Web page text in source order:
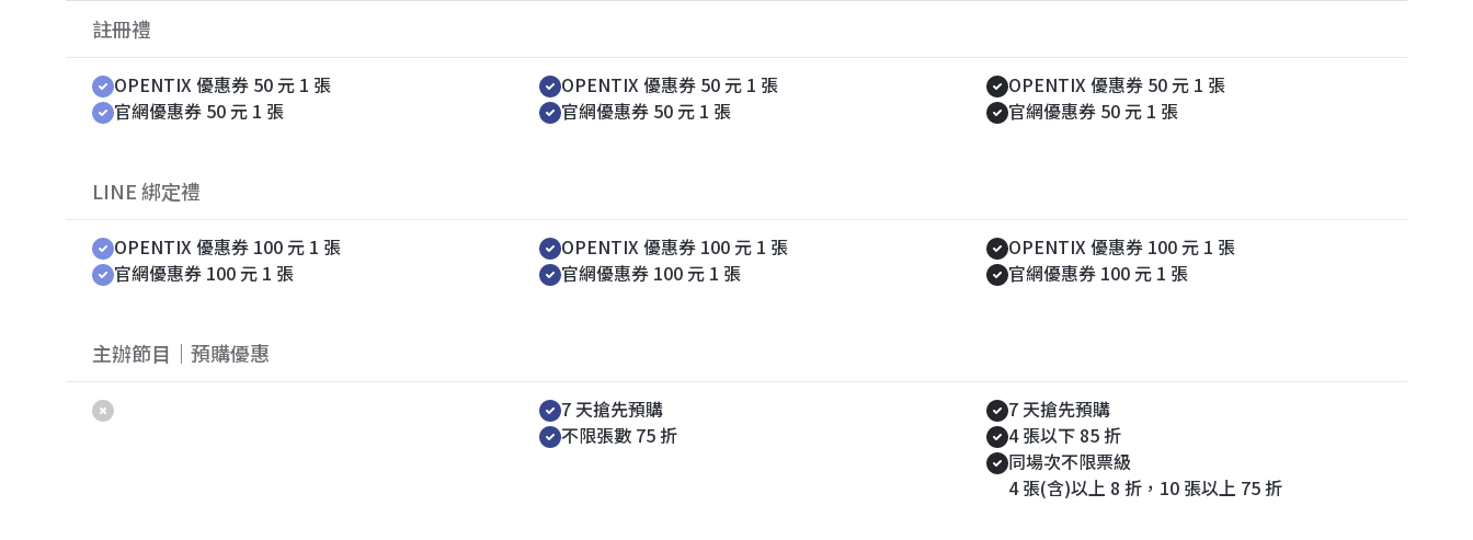
註冊禮
OPENTIX 優惠券 50 元 1 張
官網優惠券 50 元 1 張
LINE 綁定禮
OPENTIX 優惠券 100 元 1 張
官網優惠券 100 元 1 張
主辦節目｜預購優惠
OPENTIX 優惠券 50 元 1 張
官網優惠券 50 元 1 張
OPENTIX 優惠券 100 元 1 張
官網優惠券 100 元 1 張
7 天搶先預購
不限張數 75 折
OPENTIX 優惠券 50 元 1 張
官網優惠券 50 元 1 張
OPENTIX 優惠券 100 元 1 張
官網優惠券 100 元 1 張
7 天搶先預購
4 張以下 85 折
同場次不限票級
4 張(含)以上 8 折，10 張以上 75 折